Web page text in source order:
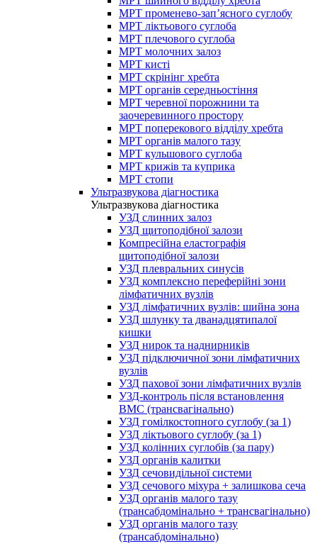
МРТ променево-зап’ясного суглобу
МРТ ліктьового суглоба
МРТ плечового суглоба
МРТ молочних залоз
МРТ кисті
МРТ скрінінг хребта
МРТ органів середньостіння
МРТ черевної порожнини та
заочеревинного простору
МРТ поперекового відділу хребта
МРТ органів малого тазу
МРТ кульшового суглоба
МРТ крижів та куприка
МРТ стопи
Ультразвукова діагностика
Ультразвукова діагностика
УЗД слинних залоз
УЗД щитоподібної залози
Компресійна еластографія
щитоподібної залози
УЗД плевральних синусів
УЗД комплексно переферійні зони
лімфатичних вузлів
УЗД лімфатичних вузлів: шийна зона
УЗД шлунку та дванадцятипалої
кишки
УЗД нирок та наднирників
УЗД підключичної зони лімфатичних
вузлів
УЗД пахової зони лімфатичних вузлів
УЗД-контроль після встановлення
ВМС (трансвагінально)
УЗД гомілкостопного суглобу (за 1)
УЗД ліктьового суглобу (за 1)
УЗД колінних суглобів (за пару)
УЗД органів калитки
УЗД сечовидільної системи
УЗД сечового міхура + залишкова сеча
УЗД органів малого тазу
(трансабдомінально + трансвагінально)
УЗД органів малого тазу
(трансабдомінально)